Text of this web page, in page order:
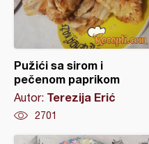
Pužići sa sirom i
pečenom paprikom
Autor: Terezija Erić
2701